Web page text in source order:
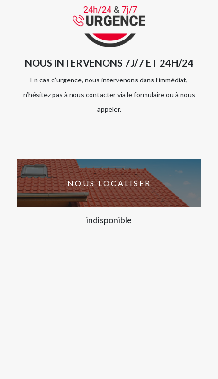
NOUS INTERVENONS 7J/7 ET 24H/24
En cas d’urgence, nous intervenons dans l’immédiat,
n’hésitez pas à nous contacter via le formulaire ou à nous
appeler.
NOUS LOCALISER
indisponible